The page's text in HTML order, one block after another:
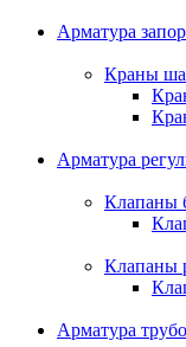
Арматура
Краны
Арматура
Клапаны
Клапаны
Арматура